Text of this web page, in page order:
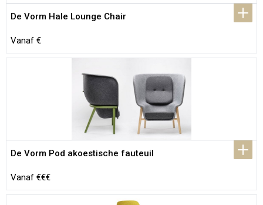
De Vorm Hale Lounge Chair
Vanaf €
De Vorm Pod akoestische fauteuil
Vanaf €€€